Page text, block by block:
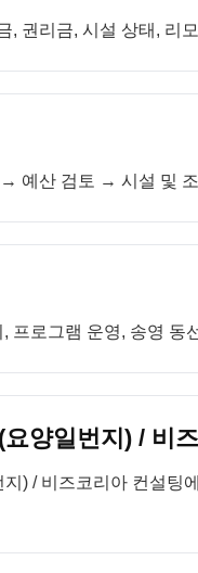
, 권리금, 시설 상태, 리
예산 검토 → 시설 및
프로그램 운영, 송영
양일번지) / 비
) / 비즈코리아 컨설팅